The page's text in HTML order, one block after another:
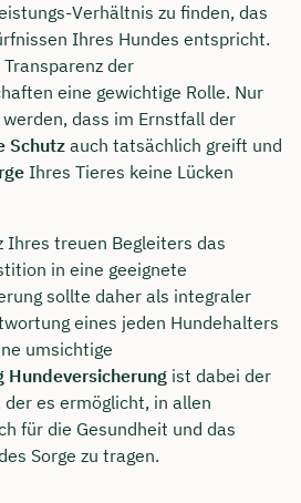
Verhältnis zu finden, das
Ihres Hundes entspricht.
der
eine gewichtige Rolle. Nur
dass im Ernstfall der
Schutz auch tatsächlich greift und
Ihres Tieres keine Lücken
Ihres treuen Begleiters das
in eine geeignete
sollte daher als integraler
eines jeden Hundehalters
umsichtige
Hundeversicherung ist dabei der
es ermöglicht, in allen
für die Gesundheit und das
Sorge zu tragen.